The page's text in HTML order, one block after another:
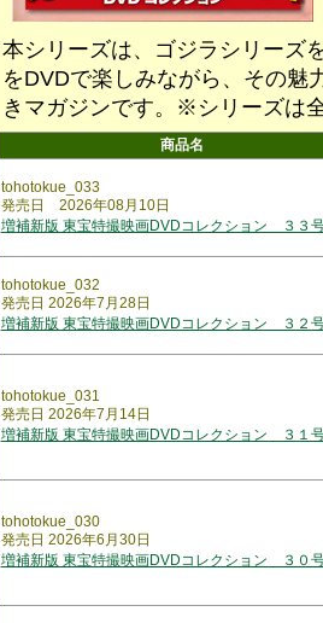
本シリーズは、ゴジラシリーズ
をDVDで楽しみながら、その魅
きマガジンです。※シリーズは
商品名
tohotokue_033
発売日 2026年08月10日
増補新版 東宝特撮映画DVDコレクション ３３
tohotokue_032
発売日 2026年7月28日
増補新版 東宝特撮映画DVDコレクション ３２
tohotokue_031
発売日 2026年7月14日
増補新版 東宝特撮映画DVDコレクション ３１
tohotokue_030
発売日 2026年6月30日
増補新版 東宝特撮映画DVDコレクション ３０